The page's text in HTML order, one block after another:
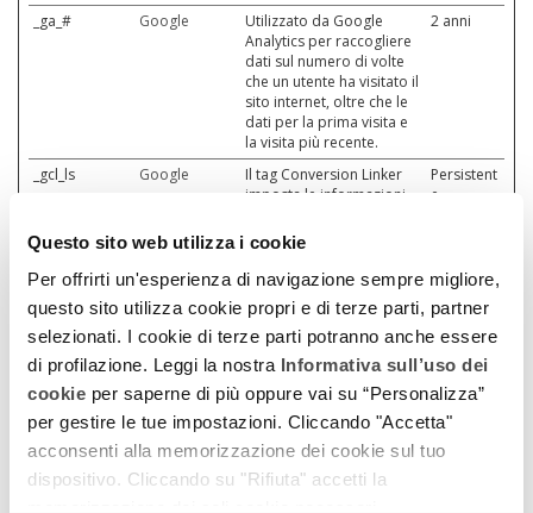
Questo sito web utilizza i cookie
Per offrirti un'esperienza di navigazione sempre migliore,
questo sito utilizza cookie propri e di terze parti, partner
selezionati. I cookie di terze parti potranno anche essere
di profilazione. Leggi la nostra Informativa sull’uso dei
cookie per saperne di più oppure vai su “Personalizza”
per gestire le tue impostazioni. Cliccando "Accetta"
acconsenti alla memorizzazione dei cookie sul tuo
dispositivo. Cliccando su "Rifiuta" accetti la
_ga_# Google
Utilizzato da Google
Analytics per raccogliere
dati sul numero di volte
che un utente ha visitato il
sito internet, oltre che le
dati per la prima visita e
la visita più recente.
2 anni
_gcl_ls Google
Il tag Conversion Linker
imposta le informazioni
cookie denominati _gcl_*,
come _gcl_aw e _gcl_gs.
Questi cookie utilizzano il
dominio più in alto e il
percorso di livello radice.
Inoltre, i tag Conversion
Linker memorizzano le
informazioni sui clic sugli
annunci nella memoria
locale del browser
Persistent
e
Marketing (24)